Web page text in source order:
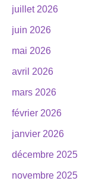
juillet 2026
juin 2026
mai 2026
avril 2026
mars 2026
février 2026
janvier 2026
décembre 2025
novembre 2025